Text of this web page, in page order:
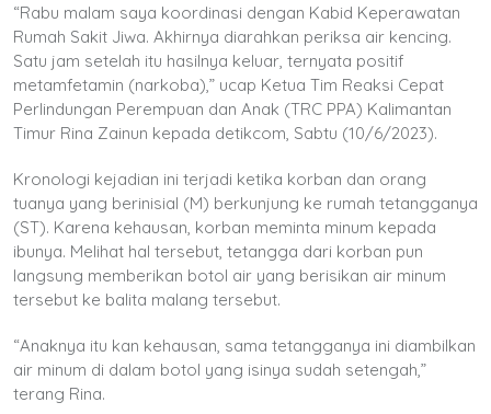
“Rabu malam saya koordinasi dengan Kabid Keperawatan
Rumah Sakit Jiwa. Akhirnya diarahkan periksa air kencing.
Satu jam setelah itu hasilnya keluar, ternyata positif
metamfetamin (narkoba),” ucap Ketua Tim Reaksi Cepat
Perlindungan Perempuan dan Anak (TRC PPA) Kalimantan
Timur Rina Zainun kepada detikcom, Sabtu (10/6/2023).
Kronologi kejadian ini terjadi ketika korban dan orang
tuanya yang berinisial (M) berkunjung ke rumah tetangganya
(ST). Karena kehausan, korban meminta minum kepada
ibunya. Melihat hal tersebut, tetangga dari korban pun
langsung memberikan botol air yang berisikan air minum
tersebut ke balita malang tersebut.
“Anaknya itu kan kehausan, sama tetangganya ini diambilkan
air minum di dalam botol yang isinya sudah setengah,”
terang Rina.